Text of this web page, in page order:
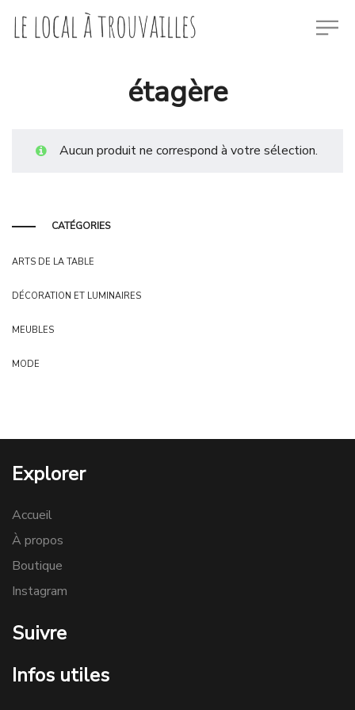
étagère
Aucun produit ne correspond à votre sélection.
CATÉGORIES
ARTS DE LA TABLE
DÉCORATION ET LUMINAIRES
MEUBLES
MODE
Explorer
Accueil
À propos
Boutique
Instagram
Suivre
Infos utiles